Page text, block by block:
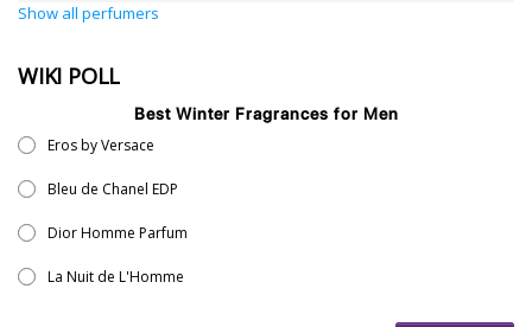
Show all perfumers
WIKI POLL
Best Winter Fragrances for Men
Eros by Versace
Bleu de Chanel EDP
Dior Homme Parfum
La Nuit de L'Homme